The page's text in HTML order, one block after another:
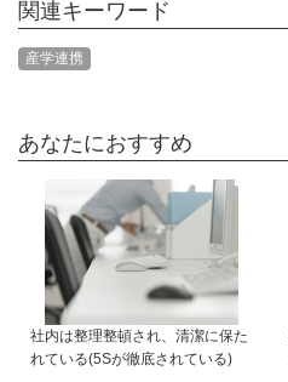
関連キーワード
産学連携
あなたにおすすめ
社内は整理整頓され、清潔に保た
れている(5Sが徹底されている)